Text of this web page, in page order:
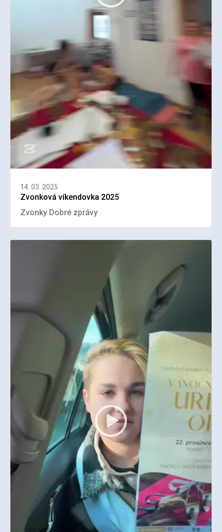
14. 03. 2025
Zvonková víkendovka 2025
Zvonky Dobré zprávy